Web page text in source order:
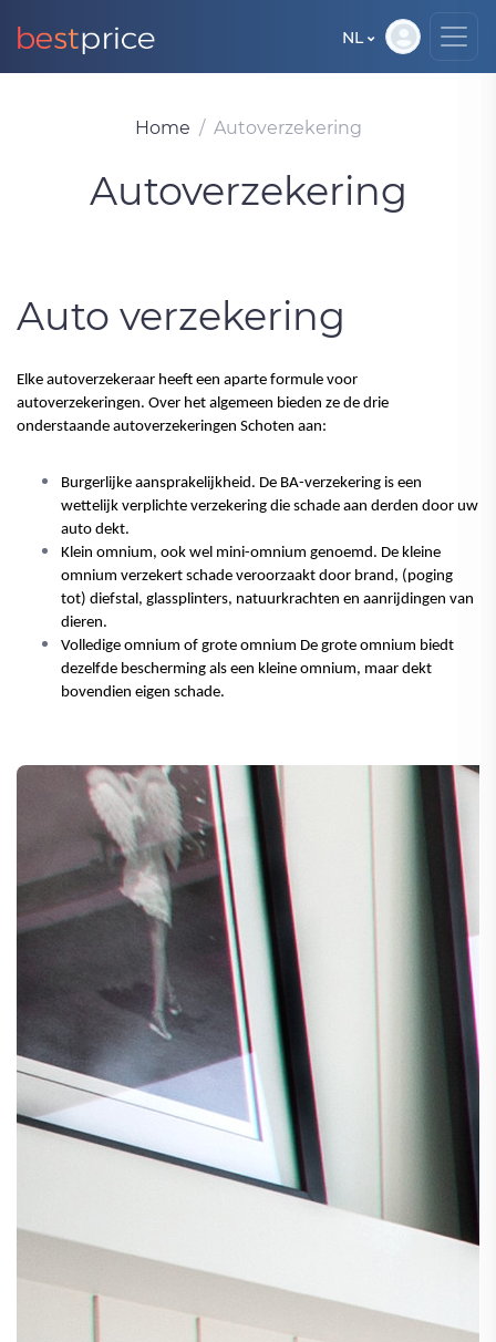
NL
Home Autoverzekering
Autoverzekering
Auto verzekering
Elke autoverzekeraar heeft een aparte formule voor
autoverzekeringen. Over het algemeen bieden ze de drie
Burgerlijke aansprakelijkheid. De BA-verzekering is een
wettelijk verplichte verzekering die schade aan derden door uw
auto dekt.
Klein omnium, ook wel mini-omnium genoemd. De kleine
omnium verzekert schade veroorzaakt door brand, (poging
tot) diefstal, glassplinters, natuurkrachten en aanrijdingen van
dieren.
Volledige omnium of grote omnium De grote omnium biedt
dezelfde bescherming als een kleine omnium, maar dekt
bovendien eigen schade.